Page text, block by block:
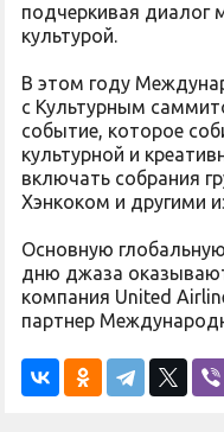
подчеркивая
культурой.
В этом году
с Культурным
событие, которое
культурной и
включать собрания
Хэнкоком и другими
Основную
дню джаза
компания United
партнер